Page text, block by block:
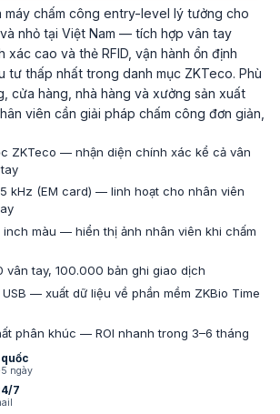
máy chấm công entry-level lý tưởng cho
nhỏ tại Việt Nam — tích hợp vân tay
xác cao và thẻ RFID, vận hành ổn định
tư thấp nhất trong danh mục ZKTeco. Phù
cửa hàng, nhà hàng và xưởng sản xuất
viên cần giải pháp chấm công đơn giản,
ZKTeco — nhận diện chính xác kể cả vân
kHz (EM card) — linh hoạt cho nhân viên
inch màu — hiển thị ảnh nhân viên khi chấm
vân tay, 100.000 bản ghi giao dịch
— xuất dữ liệu về phần mềm ZKBio Time
phân khúc — ROI nhanh trong 3–6 tháng
ngày
7